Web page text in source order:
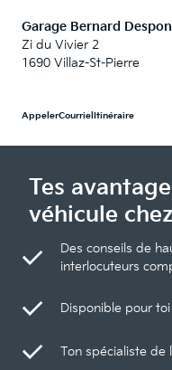
Garage Bernard
Zi du Vivier 2
1690 Villaz-St-Pierre
AppelerCourriel Itinéraire
Tes
véhicule
Des conseils de
interlocuteurs
Disponible pour
Ton spécialiste de